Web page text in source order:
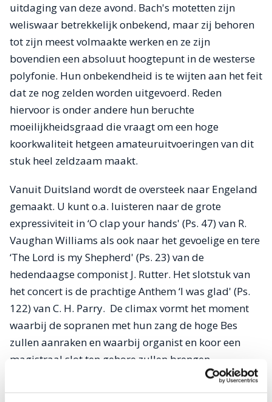
uitdaging van deze avond. Bach's motetten zijn
weliswaar betrekkelijk onbekend, maar zij behoren
tot zijn meest volmaakte werken en ze zijn
bovendien een absoluut hoogtepunt in de westerse
polyfonie. Hun onbekendheid is te wijten aan het feit
dat ze nog zelden worden uitgevoerd. Reden
hiervoor is onder andere hun beruchte
moeilijkheidsgraad die vraagt om een hoge
koorkwaliteit hetgeen amateuruitvoeringen van dit
stuk heel zeldzaam maakt.
Vanuit Duitsland wordt de oversteek naar Engeland
gemaakt. U kunt o.a. luisteren naar de grote
expressiviteit in ‘O clap your hands' (Ps. 47) van R.
Vaughan Williams als ook naar het gevoelige en tere
‘The Lord is my Shepherd' (Ps. 23) van de
hedendaagse componist J. Rutter. Het slotstuk van
het concert is de prachtige Anthem ‘I was glad' (Ps.
122) van C. H. Parry. De climax vormt het moment
waarbij de sopranen met hun zang de hoge Bes
zullen aanraken en waarbij organist en koor een
magistraal slot ten gehore zullen brengen.
Het koor zal proberen om, met een goede articulatie